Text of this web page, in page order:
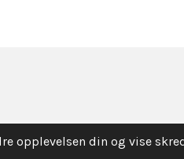
opplevelsen din og vise